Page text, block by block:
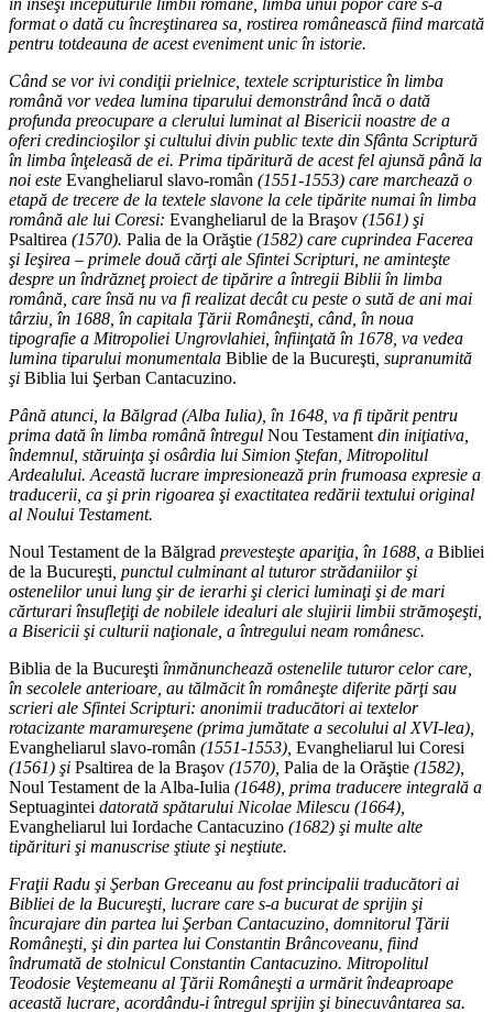
format o dată cu încreştinarea sa, rostirea românească fiind marcată
pentru totdeauna de acest eveniment unic în istorie.
Când se vor ivi condiţii prielnice, textele scripturistice în limba
română vor vedea lumina tiparului demonstrând încă o dată
profunda preocupare a clerului luminat al Bisericii noastre de a
oferi credincioşilor şi cultului divin public texte din Sfânta Scriptură
în limba înţeleasă de ei. Prima tipăritură de acest fel ajunsă până la
noi este Evangheliarul slavo-român (1551-1553) care marchează o
etapă de trecere de la textele slavone la cele tipărite numai în limba
română ale lui Coresi: Evangheliarul de la Braşov (1561) şi
Psaltirea (1570). Palia de la Orăştie (1582) care cuprindea Facerea
şi Ieşirea – primele două cărţi ale Sfintei Scripturi, ne aminteşte
despre un îndrăzneţ proiect de tipărire a întregii Biblii în limba
română, care însă nu va fi realizat decât cu peste o sută de ani mai
târziu, în 1688, în capitala Ţării Româneşti, când, în noua
tipografie a Mitropoliei Ungrovlahiei, înfiinţată în 1678, va vedea
lumina tiparului monumentala Biblie de la Bucureşti , supranumită
şi Biblia lui Şerban Cantacuzino.
Până atunci, la Bălgrad (Alba Iulia), în 1648, va fi tipărit pentru
prima dată în limba română întregul Nou Testament din iniţiativa,
îndemnul, stăruinţa şi osârdia lui Simion Ştefan, Mitropolitul
Ardealului. Această lucrare impresionează prin frumoasa expresie a
traducerii, ca şi prin rigoarea şi exactitatea redării textului original
al Noului Testament.
Noul Testament de la Bălgrad prevesteşte apariţia, în 1688, a Bibliei
de la Bucureşti , punctul culminant al tuturor strădaniilor şi
ostenelilor unui lung şir de ierarhi şi clerici luminaţi şi de mari
cărturari însufleţiţi de nobilele idealuri ale slujirii limbii strămoşeşti,
a Bisericii şi culturii naţionale, a întregului neam românesc.
Biblia de la Bucureşti înmănunchează ostenelile tuturor celor care,
în secolele anterioare, au tălmăcit în româneşte diferite părţi sau
scrieri ale Sfintei Scripturi: anonimii traducători ai textelor
rotacizante maramureşene (prima jumătate a secolului al XVI-lea),
Evangheliarul slavo-român (1551-1553), Evangheliarul lui Coresi
(1561) şi Psaltirea de la Braşov (1570), Palia de la Orăştie (1582),
Noul Testament de la Alba-Iulia (1648), prima traducere integrală a
Septuagintei datorată spătarului Nicolae Milescu (1664),
Evangheliarul lui Iordache Cantacuzino (1682) şi multe alte
tipărituri şi manuscrise ştiute şi neştiute.
Fraţii Radu şi Şerban Greceanu au fost principalii traducători ai
Bibliei de la Bucureşti, lucrare care s-a bucurat de sprijin şi
încurajare din partea lui Şerban Cantacuzino, domnitorul Ţării
Româneşti, şi din partea lui Constantin Brâncoveanu, fiind
îndrumată de stolnicul Constantin Cantacuzino. Mitropolitul
Teodosie Veştemeanu al Ţării Româneşti a urmărit îndeaproape
această lucrare, acordându-i întregul sprijin şi binecuvântarea sa.